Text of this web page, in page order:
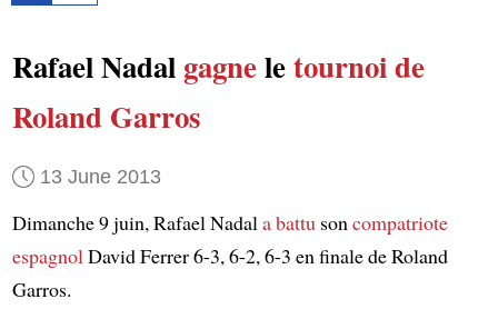
Rafael Nadal gagneletournoi de
Roland Garros
13 June 2013
Dimanche 9 juin, Rafael Nadala battusoncompatriote
espagnolDavid Ferrer 6-3, 6-2, 6-3 en finale de Roland
Garros.